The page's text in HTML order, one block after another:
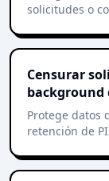
solicitudes o
Censurar
background
Protege datos
retención de